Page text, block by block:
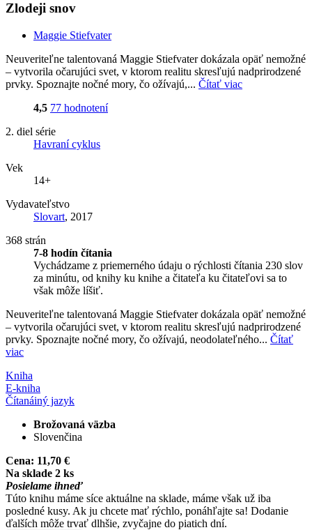
Zlodeji snov
Maggie Stiefvater
Neuveriteľne talentovaná Maggie Stiefvater dokázala opäť nemožné
– vytvorila očarujúci svet, v ktorom realitu skresľujú nadprirodzené
prvky. Spoznajte nočné mory, čo ožívajú,... Čítať viac
4,5 77 hodnotení
2. diel série
Havraní cyklus
Vek
14+
Vydavateľstvo
Slovart, 2017
368 strán
7-8 hodín čítania
Vychádzame z priemerného údaju o rýchlosti čítania 230 slov
za minútu, od knihy ku knihe a čitateľa ku čitateľovi sa to
však môže líšiť.
Neuveriteľne talentovaná Maggie Stiefvater dokázala opäť nemožné
– vytvorila očarujúci svet, v ktorom realitu skresľujú nadprirodzené
prvky. Spoznajte nočné mory, čo ožívajú, neodolateľného... Čítať
viac
Kniha
E-kniha
Čítanáiný jazyk
Brožovaná väzba
Slovenčina
Cena: 11,70 €
Na sklade 2 ks
Posielame ihneď
Túto knihu máme síce aktuálne na sklade, máme však už iba
posledné kusy. Ak ju chcete mať rýchlo, ponáhľajte sa! Dodanie
ďalších môže trvať dlhšie, zvyčajne do piatich dní.